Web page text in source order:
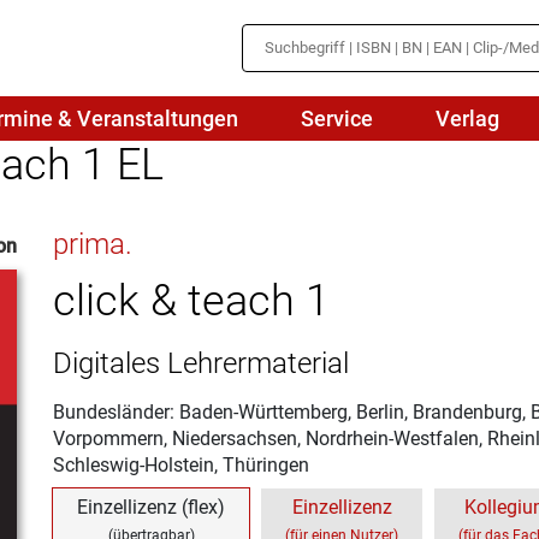
Medienbildung
Physik
Politik
Religion
Spanisch
& Veranstaltungen Service Verlag
1 EL
prima.
click & teach 1
Digitales Lehrermaterial
Bundesländer: Baden-Württemberg, Berlin, Brandenburg,
Vorpommern, Niedersachsen, Nordrhein-Westfalen,
Schleswig-Holstein, Thüringen
Einzellizenz (flex)
(übertragbar)
Einzellizenz
(für einen Nutzer) (für das